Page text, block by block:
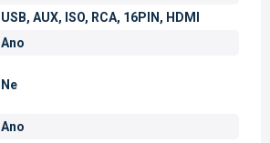
USB, AUX, ISO, RCA, 16PIN, HDMI
Ano
Ne
Ano